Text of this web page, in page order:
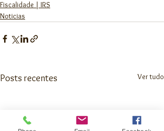
Fiscalidade | IRS
Noticias
Posts recentes Ver tudo